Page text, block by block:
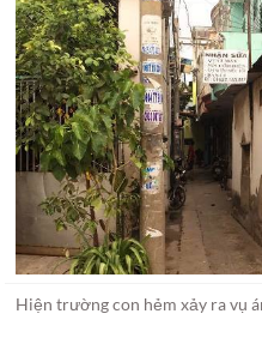
Hiện trường con hẻm xảy ra vụ